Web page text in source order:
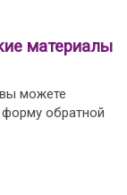
материалы
можете
форму обратной